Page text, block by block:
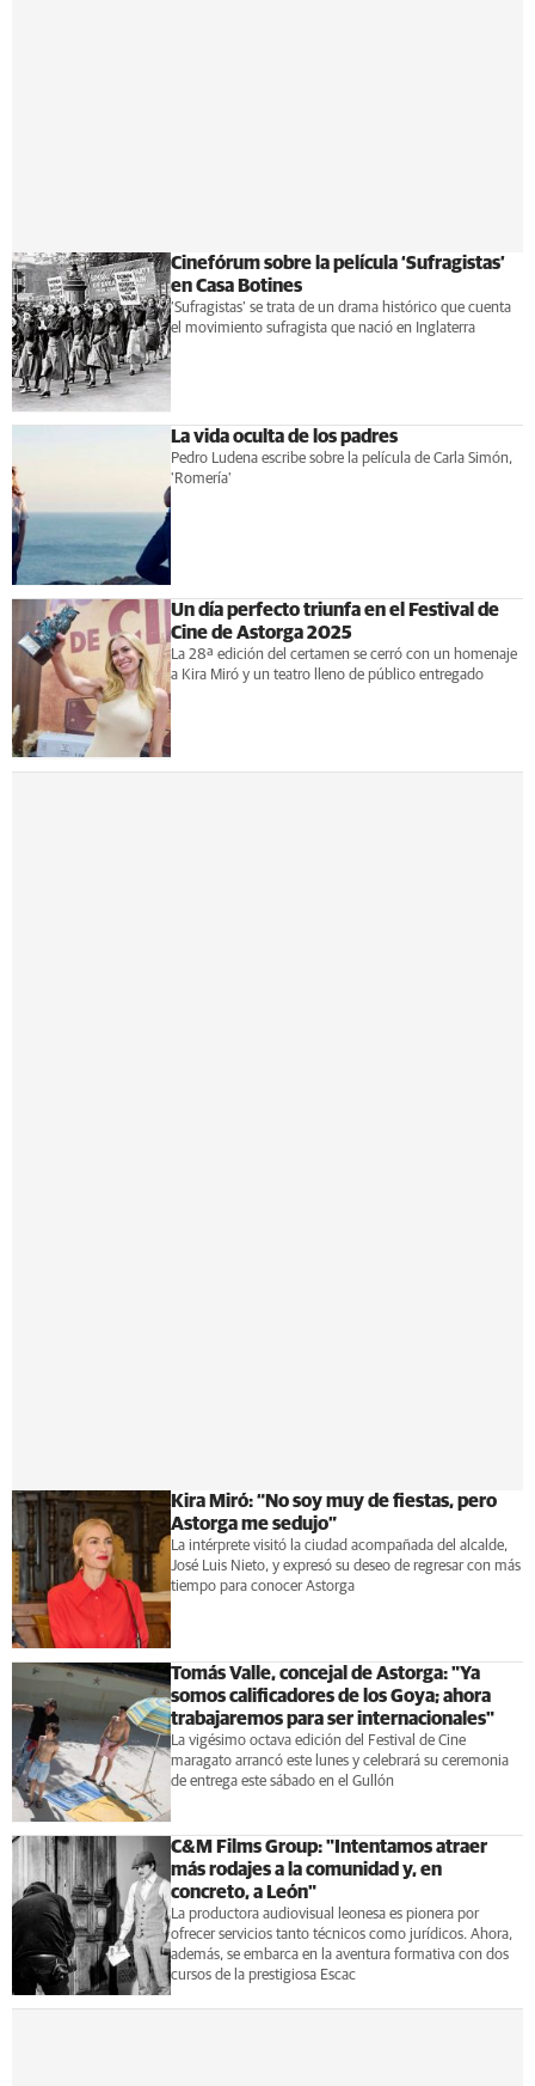
Cinefórum sobre la película ‘Sufragistas’
en Casa Botines
‘Sufragistas’ se trata de un drama histórico que cuenta
el movimiento sufragista que nació en Inglaterra
La vida oculta de los padres
Pedro Ludena escribe sobre la película de Carla Simón,
'Romería'
Un día perfecto triunfa en el Festival de
Cine de Astorga 2025
La 28ª edición del certamen se cerró con un homenaje
a Kira Miró y un teatro lleno de público entregado
Kira Miró: “No soy muy de fiestas, pero
Astorga me sedujo”
La intérprete visitó la ciudad acompañada del alcalde,
José Luis Nieto, y expresó su deseo de regresar con más
tiempo para conocer Astorga
Tomás Valle, concejal de Astorga: "Ya
somos calificadores de los Goya; ahora
trabajaremos para ser internacionales"
La vigésimo octava edición del Festival de Cine
maragato arrancó este lunes y celebrará su ceremonia
de entrega este sábado en el Gullón
C&M Films Group: "Intentamos atraer
más rodajes a la comunidad y, en
concreto, a León"
La productora audiovisual leonesa es pionera por
ofrecer servicios tanto técnicos como jurídicos. Ahora,
además, se embarca en la aventura formativa con dos
cursos de la prestigiosa Escac